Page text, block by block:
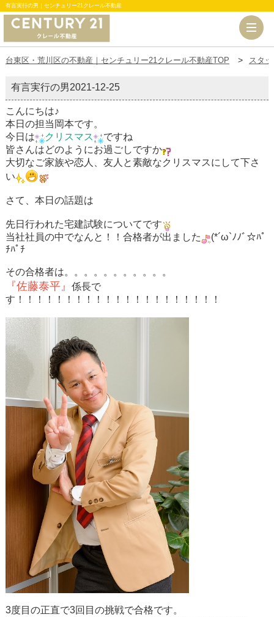
有言実行の男｜センチュリー21クレール不動産
台東区・荒川区の不動産｜センチュリー21クレール不動産TOP スタ
有言実行の男2021-12-25
こんにちは♪
本日の担当岡本です。
今日は
クリスマス
ですね
皆さんはどのようにお過ごしですか
大切なご家族や恋人、友人と素敵なクリスマスにして下さ
い
さて、本日の話題は
先日行われた宅建試験についてです
当社社員の中でなんと！！合格者が出ました
(*´ω`ﾉﾉﾞ☆ﾊﾟ
ﾁﾊﾟﾁ
その合格者は。。。。。。。。。。。
『佐藤泰平』 係長で
す！！！！！！！！！！！！！！！！！！！！！
3度目の正直で3回目の挑戦で合格です。